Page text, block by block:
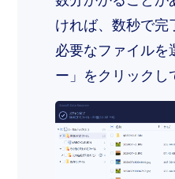
ければ、数秒で完
必要なファイルを
ー」をクリックし